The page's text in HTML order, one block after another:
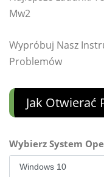
Mw2
Wypróbuj Nasz
Problemów
Jak Otwierać
Wybierz System